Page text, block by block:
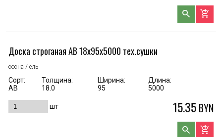
search add_shopping_cart
Доска строганая AB 18x95x5000 тех.сушки
сосна / ель
Сорт:
АВ
Толщина:
18.0
Ширина:
95
Длина:
5000
шт 15.35 BYN
search add_shopping_cart